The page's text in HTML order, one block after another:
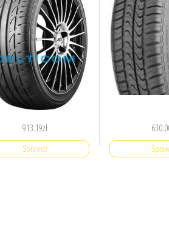
913.19zł
Sprawdź